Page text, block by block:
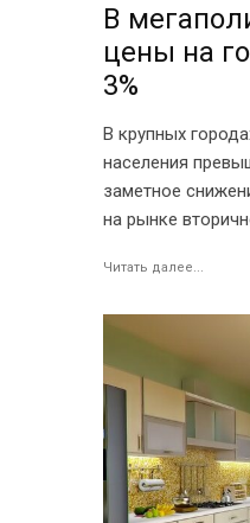
В
цены на
3%
В крупных
населения
заметное
на рынке
Читать далее...